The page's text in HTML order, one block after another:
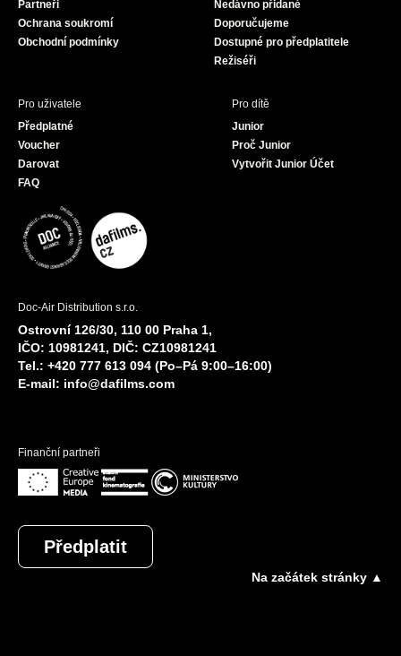
Partneři
Ochrana soukromí
Obchodní podmínky
Nedávno přidané
Doporučujeme
Dostupné pro předplatitele
Režiséři
Pro uživatele
Předplatné
Voucher
Darovat
FAQ
Pro dítě
Junior
Proč Junior
Vytvořit Junior Účet
Doc-Air Distribution s.r.o.
Ostrovní 126/30, 110 00 Praha 1,
IČO: 10981241, DIČ: CZ10981241
Tel.: +420 777 613 094 (Po–Pá 9:00–16:00)
E-mail: info@dafilms.com
Finanční partneři
Předplatit
Na začátek stránky ▲